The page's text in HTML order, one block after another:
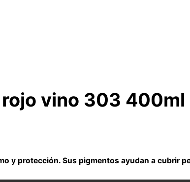
vino 303 400ml
y protección. Sus pigmentos ayudan a cubrir